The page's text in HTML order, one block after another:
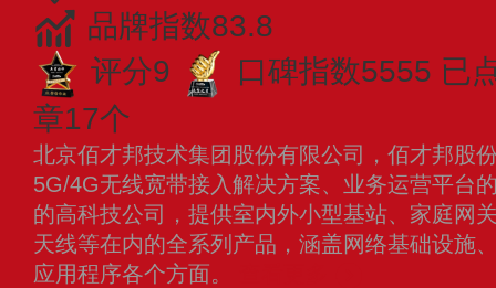
品牌指数83.8
评分9
口碑指数5555 已
章17个
北京佰才邦技术集团股份有限公司，佰才邦股
5G/4G无线宽带接入解决方案、业务运营平台
的高科技公司，提供室内外小型基站、家庭网
天线等在内的全系列产品，涵盖网络基础设施
应用程序各个方面。